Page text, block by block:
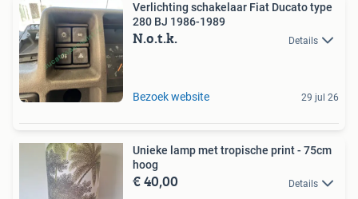
Verlichting schakelaar Fiat Ducato type
280 BJ 1986-1989
N.o.t.k. Details
Bezoek website 29 jul 26
Unieke lamp met tropische print - 75cm
hoog
€ 40,00 Details